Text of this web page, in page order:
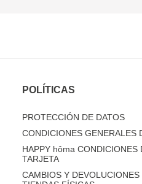
POLÍTICAS
PROTECCIÓN DE DATOS
CONDICIONES GENERALES
HAPPY hôma CONDICIONES
TARJETA
CAMBIOS Y DEVOLUCIONES